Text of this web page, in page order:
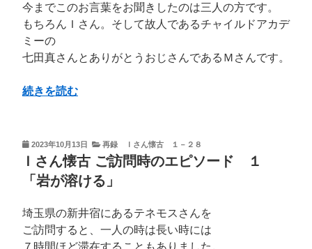
今までこのお言葉をお聞きしたのは三人の方です。
もちろんＩさん。そして故人であるチャイルドアカデ
ミーの
七田真さんとありがとうおじさんであるＭさんです。
“再
さ
ん
懐
古
そ
の
２
続きを読む
投
稿
日:
2023年10月13日 再録 Ｉさん懐古 １－２８
Ｉさん懐古 ご訪問時のエピソード １
「岩が溶ける」
埼玉県の新井宿にあるテネモスさんを
ご訪問すると、一人の時は長い時には